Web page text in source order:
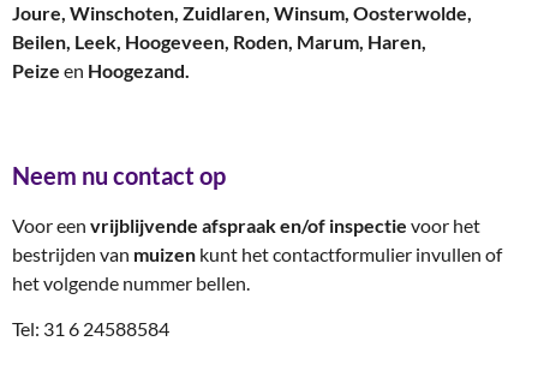
Joure, Winschoten, Zuidlaren, Winsum, Oosterwolde,
Beilen, Leek, Hoogeveen, Roden, Marum, Haren,
Peize en Hoogezand.
Neem nu contact op
Voor een vrijblijvende afspraak en/of inspectie voor het
bestrijden van muizen kunt het contactformulier invullen of
het volgende nummer bellen.
Tel: 31 6 24588584